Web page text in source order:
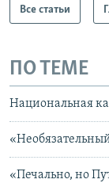
Все статьи
ПО ТЕМЕ
Национальная
«Печально, но